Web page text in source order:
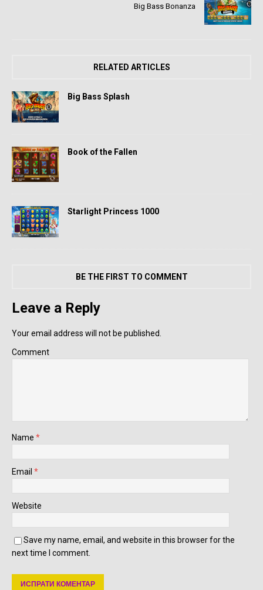
Big Bass Bonanza
RELATED ARTICLES
Big Bass Splash
Book of the Fallen
Starlight Princess 1000
BE THE FIRST TO COMMENT
Leave a Reply
Your email address will not be published.
Comment
Name *
Email *
Website
Save my name, email, and website in this browser for the
next time I comment.